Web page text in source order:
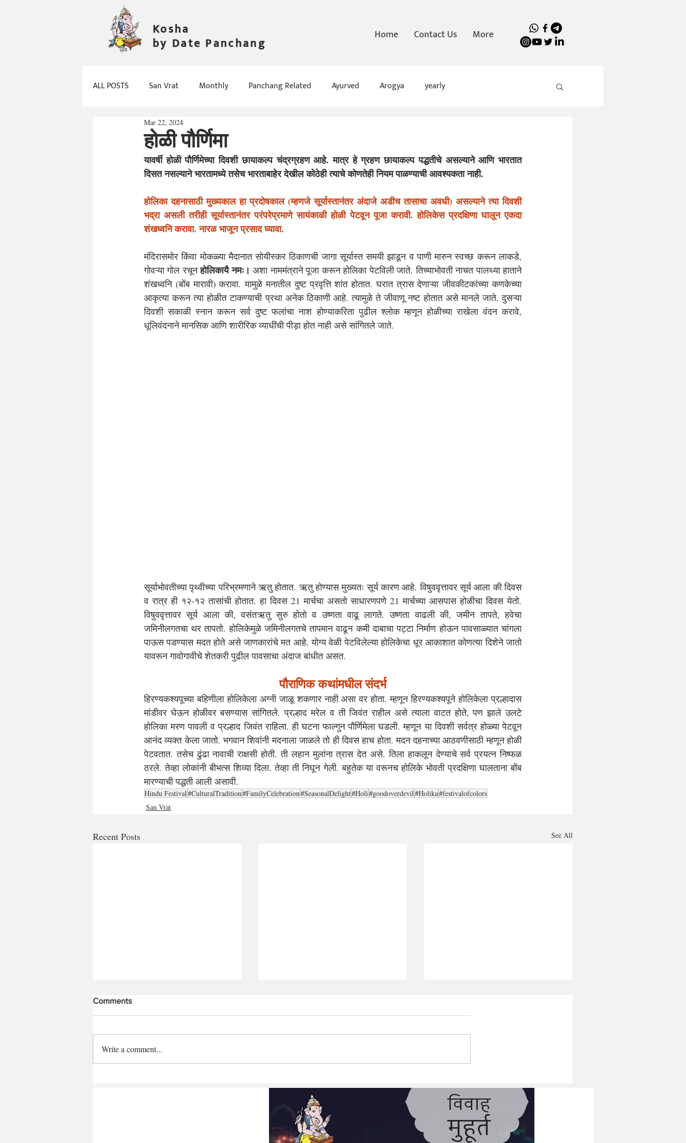
Kosha
by Date Panchang Home Contact Us More
ALL POSTS San Vrat Monthly Panchang Related Ayurved Arogya yearly
होळी पौर्णिमा
Mar 22, 2024
यावर्षी होळी पौर्णिमेच्या दिवशी छायाकल्प चंद्रग्रहण आहे. मात्र हे ग्रहण छायाकल्प पद्धतीचे असल्याने आणि भारतात
दिसत नसल्याने भारतामध्ये तसेच भारताबाहेर देखील कोठेही त्याचे कोणतेही नियम पाळण्याची आवश्यकता नाही.
होलिका दहनासाठी मुख्यकाल हा प्रदोषकाल (म्हणजे सूर्यास्तानंतर अंदाजे अडीच तासाचा अवधी) असल्याने त्या दिवशी
भद्रा असली तरीही सूर्यास्तानंतर परंपरेप्रमाणे सायंकाळी होळी पेटवून पूजा करावी. होलिकेस प्रदक्षिणा घालून एकदा
शंखध्वनि करावा. नारळ भाजून प्रसाद घ्यावा.
मंदिरासमोर किंवा मोकळ्या मैदानात सोयीस्कर ठिकाणची जागा सूर्यास्त समयी झाडून व पाणी मारुन स्वच्छ करून लाकडे,
गोवऱ्या गोल रचून होलिकायै नमः। अशा नाममंत्राने पूजा करून होलिका पेटविली जाते. तिच्याभोवती नाचत पालथ्या हाताने
शंखध्वनि (बोंब मारावी) करावा. यामुळे मनातील दुष्ट प्रवृत्ति शांत होतात. घरात त्रास देणाऱ्या जीवकीटकांच्या कणकेच्या
आकृत्या करून त्या होळीत टाकण्याची प्रथा अनेक ठिकाणी आहे. त्यामुळे ते जीवाणू नष्ट होतात असे मानले जाते. दुसऱ्या
दिवशी सकाळी स्नान करून सर्व दुष्ट फलांचा नाश होण्याकरिता पुढील श्लोक म्हणून होळीच्या राखेला वंदन करावे,
धूलिवंदनाने मानसिक आणि शारीरिक व्याधींची पीड़ा होत नाही असे सांगितले जाते.
सूर्याभोवतीच्या पृथ्वीच्या परिभ्रमणाने ऋतु होतात. ऋतु होण्यास मुख्यतः सूर्य कारण आहे. विषुववृत्तावर सूर्य आला की दिवस
व रात्र ही १२-१२ तासांची होतात. हा दिवस 21 मार्चचा असतो साधारणपणे 21 मार्चच्या आसपास होळीचा दिवस येतो.
विषुववृत्तावर सूर्य आला की, वसंतऋतु सुरु होतो व उष्णता वाढू लागते. उष्णता वाढली की, जमीन तापते, हवेचा
जमिनीलगतचा थर तापतो. होलिकेमुळे जमिनीलगतचे तापमान वाढून कमी दाबाचा पट्टा निर्माण होऊन पावसाळ्यात चांगला
पाऊस पडण्यास मदत होते असे जाणकारांचे मत आहे. योग्य वेळी पेटविलेल्या होलिकेचा धूर आकाशात कोणत्या दिशेने जातो
यावरून गावोगावीचे शेतकरी पुढील पावसाचा अंदाज बांधीत असत.
पौराणिक कथांमधील संदर्भ
हिरण्यकश्यपूच्या बहिणीला होलिकेला अग्नी जाळू शकणार नाही असा वर होता. म्हणून हिरण्यकश्यपूने होलिकेला प्रल्हादास
मांडीवर घेऊन होळीवर बसण्यास सांगितले. प्रल्हाद मरेल व ती जिवंत राहील असे त्याला वाटत होते, पण झाले उलटे
होलिका मरण पावली व प्रल्हाद जिवंत राहिला. ही घटना फाल्गुन पौर्णिमेला घडली. म्हणून या दिवशी सर्वत्र होळ्या पेटवून
आनंद व्यक्त केला जातो. भगवान शिवांनी मदनाला जाळले तो ही दिवस हाच होता. मदन दहनाच्या आठवणीसाठी म्हणून होळी
पेटवतात. तसेच ढुंढा नावाची राक्षसी होती. ती लहान मुलांना त्रास देत असे. तिला हाकलून देण्याचे सर्व प्रयत्न निष्फळ
ठरले. तेव्हा लोकांनी बीभत्स शिव्या दिला. तेव्हा ती निघून गेली. बहुतेक या वरूनच होलिके भोवती प्रदक्षिणा घालताना बोंब
मारण्याची पद्धती आली असावी.
Hindu Festival#CulturalTradition#FamilyCelebration#SeasonalDelight#Holi#goodoverdevil#Holika#festivalofcolors
San Vrat
Recent Posts See All
महाशिवरात्रि
Comments
Write a comment...